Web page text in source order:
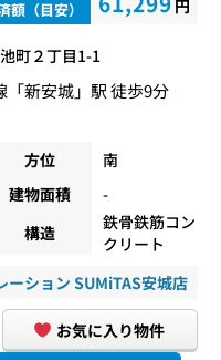
額（目安）
円
町２丁目1-1
「新安城」駅 徒歩9分
方位
南
建物面積
-
構造
鉄骨鉄筋コン
クリート
ーション SUMiTAS安城店
お気に入り物件